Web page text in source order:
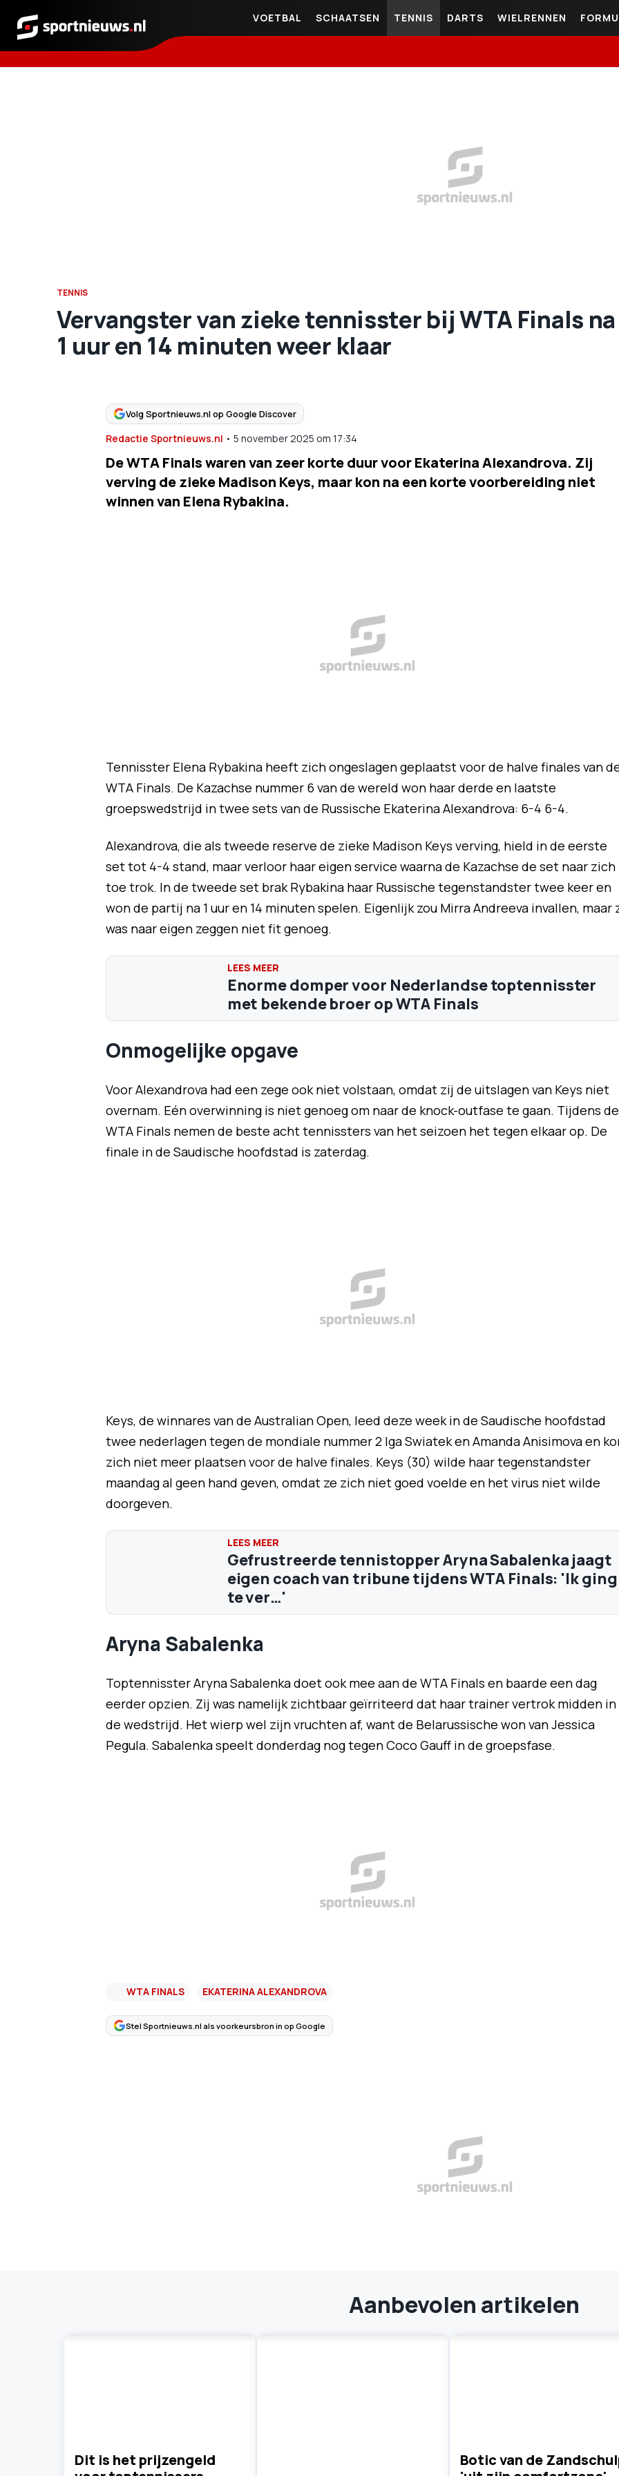
Sportnieuws.nl
VOETBAL SCHAATSEN TENNIS DARTS WIELRENNEN
TENNIS
Vervangster van zieke tennisster bij WTA Finals na
1 uur en 14 minuten weer klaar
Volg Sportnieuws.nl op Google Discover
Redactie Sportnieuws.nl • 5 november 2025 om 17:34
De WTA Finals waren van zeer korte duur voor Ekaterina Alexandrova. Zij
verving de zieke Madison Keys, maar kon na een korte voorbereiding niet
winnen van Elena Rybakina.
Tennisster Elena Rybakina heeft zich ongeslagen geplaatst voor de halve finales van
WTA Finals. De Kazachse nummer 6 van de wereld won haar derde en laatste
groepswedstrijd in twee sets van de Russische Ekaterina Alexandrova: 6-4 6-4.
Alexandrova, die als tweede reserve de zieke Madison Keys verving, hield in de eerste
set tot 4-4 stand, maar verloor haar eigen service waarna de Kazachse de set naar zich
toe trok. In de tweede set brak Rybakina haar Russische tegenstandster twee keer en
won de partij na 1 uur en 14 minuten spelen. Eigenlijk zou Mirra Andreeva invallen, maar
was naar eigen zeggen niet fit genoeg.
Enorme domper voor Nederlandse toptennisster
met bekende broer op WTA Finals
Onmogelijke opgave
Voor Alexandrova had een zege ook niet volstaan, omdat zij de uitslagen van Keys niet
overnam. Eén overwinning is niet genoeg om naar de knock-outfase te gaan. Tijdens de
WTA Finals nemen de beste acht tennissters van het seizoen het tegen elkaar op. De
finale in de Saudische hoofdstad is zaterdag.
Keys, de winnares van de Australian Open, leed deze week in de Saudische hoofdstad
twee nederlagen tegen de mondiale nummer 2 Iga Swiatek en Amanda Anisimova en
zich niet meer plaatsen voor de halve finales. Keys (30) wilde haar tegenstandster
maandag al geen hand geven, omdat ze zich niet goed voelde en het virus niet wilde
doorgeven.
Gefrustreerde tennistopper Aryna Sabalenka jaagt
eigen coach van tribune tijdens WTA Finals: 'Ik ging
te ver…'
Aryna Sabalenka
Toptennisster Aryna Sabalenka doet ook mee aan de WTA Finals en baarde een dag
eerder opzien. Zij was namelijk zichtbaar geïrriteerd dat haar trainer vertrok midden in
de wedstrijd. Het wierp wel zijn vruchten af, want de Belarussische won van Jessica
Pegula. Sabalenka speelt donderdag nog tegen Coco Gauff in de groepsfase.
WTA FINALS EKATERINA ALEXANDROVA
Stel Sportnieuws.nl als voorkeursbron in op Google
Aanbevolen artikelen
Dit is het prijzengeld
Botic van de